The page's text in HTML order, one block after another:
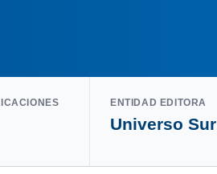
ENTIDAD EDITORA
Universo Sur